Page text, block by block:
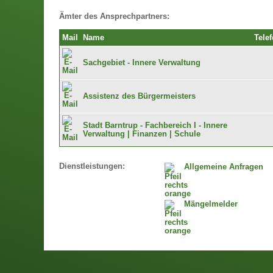
Ämter des Ansprechpartners:
Mail Name
Sachgebiet - Innere Verwaltung
Assistenz des Bürgermeisters
Stadt Barntrup - Fachbereich I - Innere
Verwaltung | Finanzen | Schule
Dienstleistungen: Allgemeine Anfragen
Mängelmelder